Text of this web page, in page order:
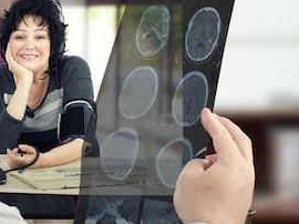
La sieste empêche-t-elle
de dormir la nuit ?
VIH : la fin du comprimé
tous les jours se profile-t-
elle enfin ?